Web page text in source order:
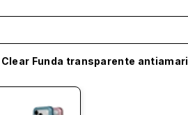
Clear Funda transparente